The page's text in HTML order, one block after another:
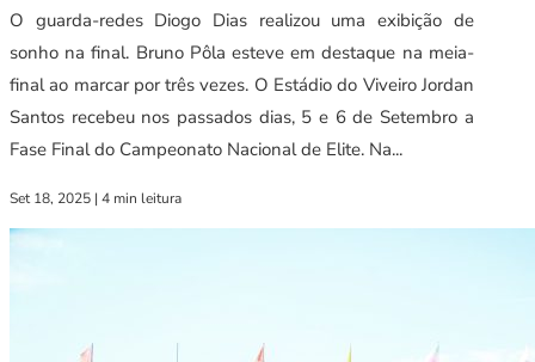
O guarda-redes Diogo Dias realizou uma exibição de
sonho na final. Bruno Pôla esteve em destaque na meia-
final ao marcar por três vezes. O Estádio do Viveiro Jordan
Santos recebeu nos passados dias, 5 e 6 de Setembro a
Fase Final do Campeonato Nacional de Elite. Na...
Set 18, 2025 | 4 min leitura